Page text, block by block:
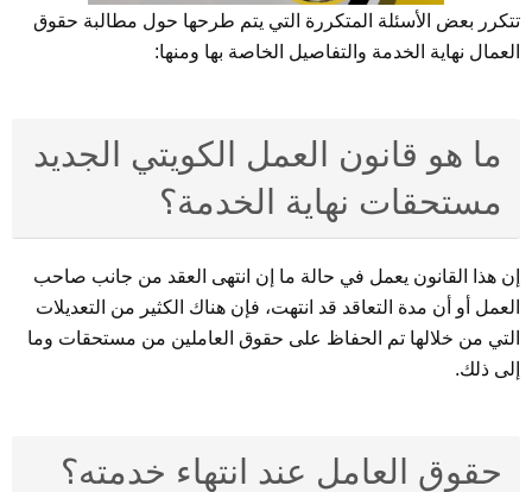
تتكرر بعض الأسئلة المتكررة التي يتم طرحها حول مطالبة حقوق
العمال نهاية الخدمة والتفاصيل الخاصة بها ومنها:
ما هو قانون العمل الكويتي الجديد
مستحقات نهاية الخدمة؟
إن هذا القانون يعمل في حالة ما إن انتهى العقد من جانب صاحب
العمل أو أن مدة التعاقد قد انتهت، فإن هناك الكثير من التعديلات
التي من خلالها تم الحفاظ على حقوق العاملين من مستحقات وما
إلى ذلك.
حقوق العامل عند انتهاء خدمته؟